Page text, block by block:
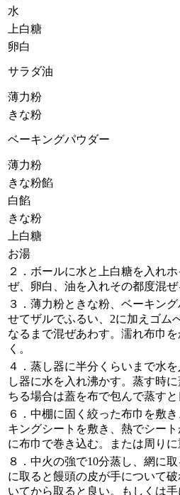
水
上白糖
卵白
サラダ油
薄力粉
きな粉
ベーキングパウダー
薄力粉
きな粉餡
白餡
きな粉
上白糖
お湯
２．ボールに水と上白糖を入れ
ぜ、卵白、油を入れその都度混ぜ
３．薄力粉ときな粉、ベーキン
せてザルでふるい、2に加えゴム
なるまで混ぜあわす。濡れ布巾
く。
４．蒸し器に半分くらいまで水
し器に水を入れ沸かす。蒸す時
ちる場合は蓋を布で包んで蒸すと
６．中棚に固く絞った布巾を敷
キングシートを敷き、熱でシート
に布巾で巻き込む。または周りに
８．中火の強で10分蒸し、網に
に取ると饅頭の皮が手について
いてから取ると良い。もしくは